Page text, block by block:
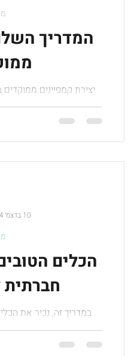
המדריך
יצירת קמפיינים
שלך בדיוק לאנשים
הכלים
במדריך זה, נכיר את
ונסביר כיצד
10 בדצמ׳ 2024